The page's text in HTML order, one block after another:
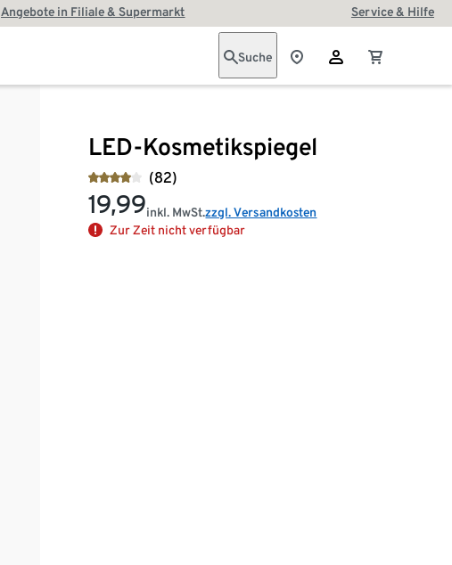
Angebote in Filiale & Supermarkt Service & Hilfe
Suche
LED-Kosmetikspiegel
(82)
19,99inkl. MwSt.zzgl. Versandkosten
Zur Zeit nicht verfügbar